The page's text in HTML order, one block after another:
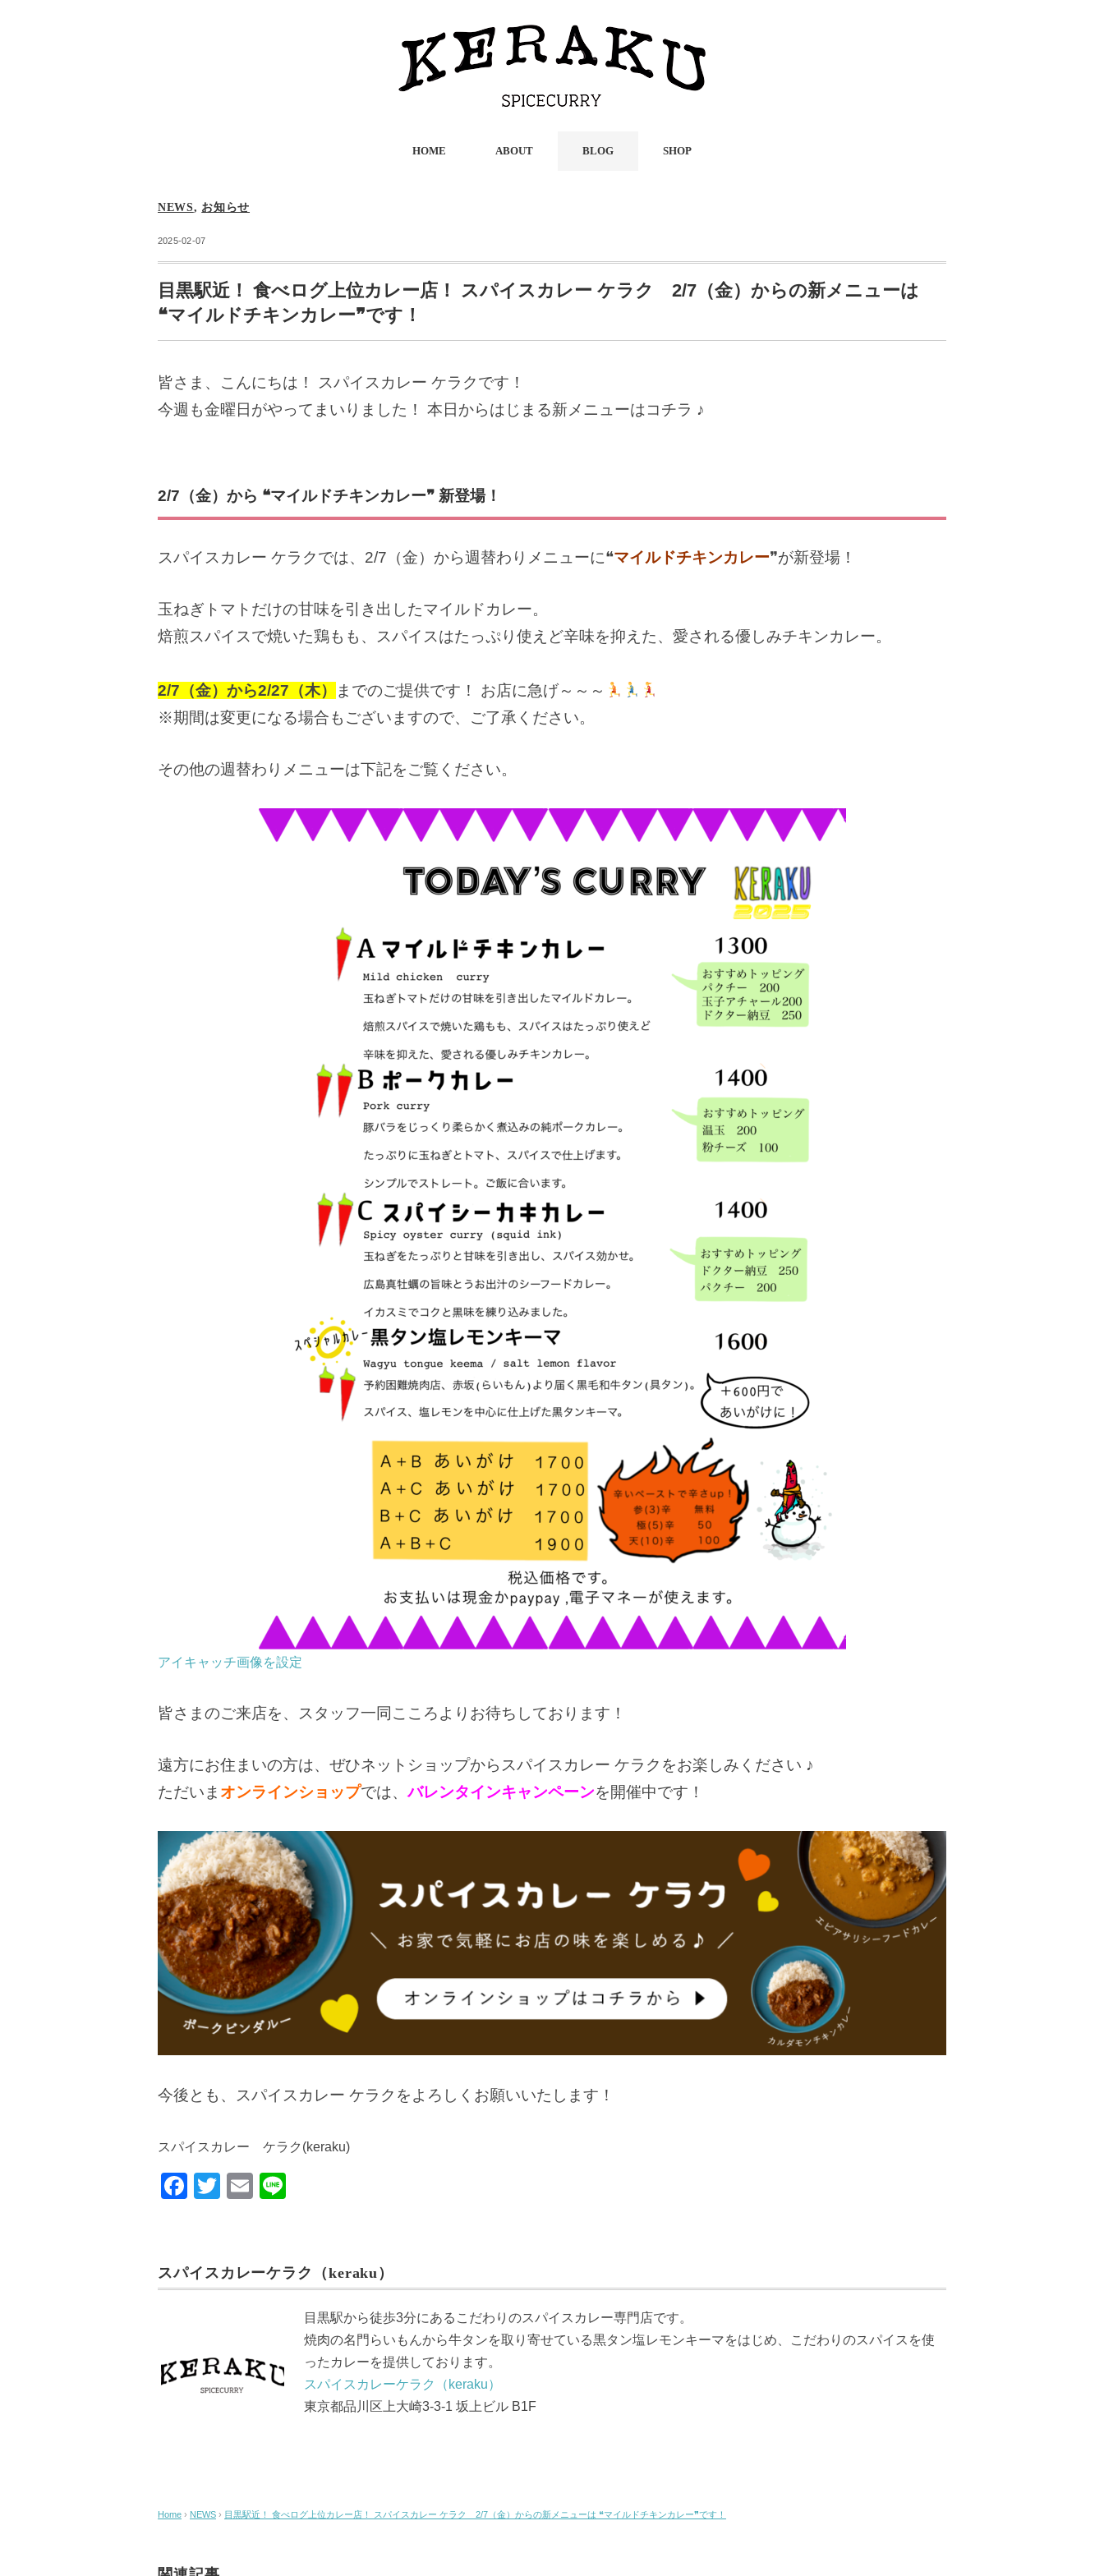
HOME ABOUT BLOG SHOP
NEWS, お知らせ
2025-02-07
目黒駅近！ 食べログ上位カレー店！ スパイスカレー ケラク 2/7（金）からの新メニューは
❝マイルドチキンカレー❞です！
皆さま、こんにちは！ スパイスカレー ケラクです！
今週も金曜日がやってまいりました！ 本日からはじまる新メニューはコチラ ♪
2/7 （金）から ❝マイルドチキンカレー❞ 新登場！
スパイスカレー ケラクでは、2/7（金）から週替わりメニューに❝マイルドチキンカレー❞が新登場！
玉ねぎトマトだけの甘味を引き出したマイルドカレー。
焙煎スパイスで焼いた鶏もも、スパイスはたっぷり使えど辛味を抑えた、愛される優しみチキンカレー。
2/7（金）から2/27 （木）
までのご提供です！ お店に急げ～～～
※期間は変更になる場合もございますので、ご了承ください。
その他の週替わりメニューは下記をご覧ください。
アイキャッチ画像を設定
皆さまのご来店を、スタッフ一同こころよりお待ちしております！
遠方にお住まいの方は、ぜひネットショップからスパイスカレー ケラクをお楽しみください ♪
ただいま オンラインショップでは、バレンタインキャンペーンを開催中です！
今後とも、スパイスカレー ケラクをよろしくお願いいたします！
スパイスカレー ケラク(keraku)
F
e
b
k
T
er
E
スパイスカレーケラク（keraku）
目黒駅から徒歩3分にあるこだわりのスパイスカレー専門店です。
焼肉の名門らいもんから牛タンを取り寄せている黒タン塩レモンキーマをはじめ、こだわりのスパイスを使
ったカレーを提供しております。
スパイスカレーケラク（keraku）
東京都品川区上大崎3-3-1 坂上ビル B1F
Home › NEWS › 目黒駅近！ 食べログ上位カレー店！ スパイスカレー ケラク 2/7（金）からの新メニューは ❝マイルドチキンカレー❞です！